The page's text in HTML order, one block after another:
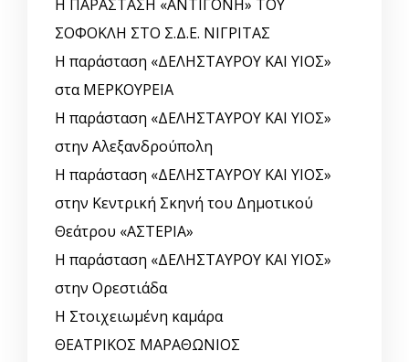
Η ΠΑΡΑΣΤΑΣΗ «ΑΝΤΙΓΟΝΗ» ΤΟΥ
ΣΟΦΟΚΛΗ ΣΤΟ Σ.Δ.Ε. ΝΙΓΡΙΤΑΣ
Η παράσταση «ΔΕΛΗΣΤΑΥΡΟΥ ΚΑΙ ΥΙΟΣ»
στα ΜΕΡΚΟΥΡΕΙΑ
Η παράσταση «ΔΕΛΗΣΤΑΥΡΟΥ ΚΑΙ ΥΙΟΣ»
στην Αλεξανδρούπολη
Η παράσταση «ΔΕΛΗΣΤΑΥΡΟΥ ΚΑΙ ΥΙΟΣ»
στην Κεντρική Σκηνή του Δημοτικού
Θεάτρου «ΑΣΤΕΡΙΑ»
Η παράσταση «ΔΕΛΗΣΤΑΥΡΟΥ ΚΑΙ ΥΙΟΣ»
στην Ορεστιάδα
Η Στοιχειωμένη καμάρα
ΘΕΑΤΡΙΚΟΣ ΜΑΡΑΘΩΝΙΟΣ